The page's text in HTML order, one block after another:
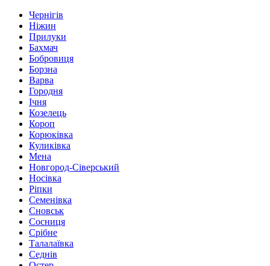
Чернігів
Ніжин
Прилуки
Бахмач
Бобровиця
Борзна
Варва
Городня
Ічня
Козелець
Короп
Корюківка
Куликівка
Мена
Новгород-Сіверський
Носівка
Ріпки
Семенівка
Сновськ
Сосниця
Срібне
Талалаївка
Седнів